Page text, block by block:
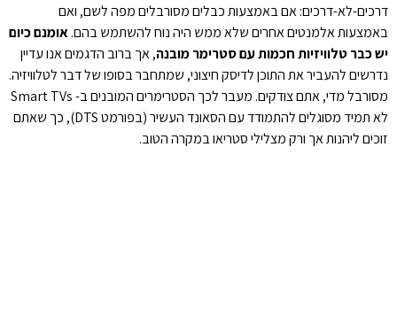
דרכים-לא-דרכים: אם באמצעות כבלים מסורבלים מפה לשם, ואם
באמצעות אלמנטים אחרים שלא ממש היה נוח להשתמש בהם.אומנם כיום
יש כבר טלוויזיות חכמות עם סטרימר מובנה, אך ברוב הדגמים אנו עדיין
נדרשים להעביר את התוכן לדיסק חיצוני, שמתחבר בסופו של דבר לטלוויזיה.
מסורבל מדי, אתם צודקים. מעבר לכך הסטרימרים המובנים ב- Smart TVs
לא תמיד מסוגלים להתמודד עם הסאונד העשיר (בפורמט DTS), כך שאתם
זוכים ליהנות אך ורק מצלילי סטריאו במקרה הטוב.